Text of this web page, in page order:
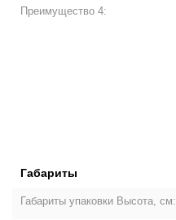
Преимущество 4:
Габариты
Габариты упаковки Высота, см: